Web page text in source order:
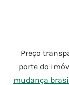
Preço
porte do
mudança